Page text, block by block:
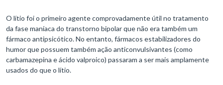
O lítio foi o primeiro agente comprovadamente útil no tratamento
da fase maníaca do transtorno bipolar que não era também um
fármaco antipsicótico. No entanto, fármacos estabilizadores do
humor que possuem também ação anticonvulsivantes (como
carbamazepina e ácido valproico) passaram a ser mais amplamente
usados do que o lítio.